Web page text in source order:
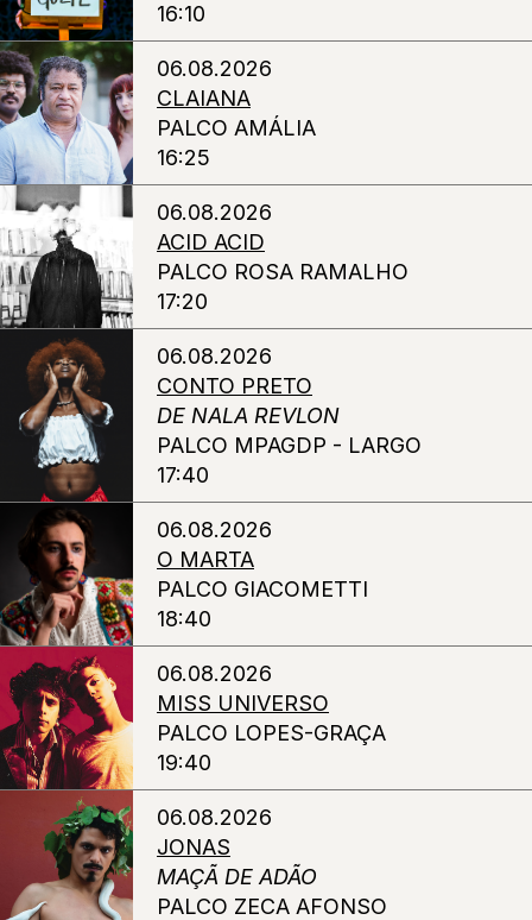
16:10
06.08.2026
CLAIANA
PALCO AMÁLIA
16:25
06.08.2026
ACID ACID
PALCO ROSA RAMALHO
17:20
06.08.2026
CONTO PRETO
DE NALA REVLON
PALCO MPAGDP - LARGO
17:40
06.08.2026
O MARTA
PALCO GIACOMETTI
18:40
06.08.2026
MISS UNIVERSO
PALCO LOPES-GRAÇA
19:40
06.08.2026
JONAS
MAÇÃ DE ADÃO
PALCO ZECA AFONSO